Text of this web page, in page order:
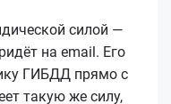
силой —
на email. Его
ГИБДД прямо с
такую же силу,